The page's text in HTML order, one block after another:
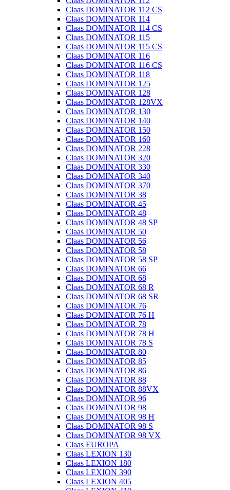
Claas DOMINATOR 112 CS
Claas DOMINATOR 114
Claas DOMINATOR 114 CS
Claas DOMINATOR 115
Claas DOMINATOR 115 CS
Claas DOMINATOR 116
Claas DOMINATOR 116 CS
Claas DOMINATOR 118
Claas DOMINATOR 125
Claas DOMINATOR 128
Claas DOMINATOR 128VX
Claas DOMINATOR 130
Claas DOMINATOR 140
Claas DOMINATOR 150
Claas DOMINATOR 160
Claas DOMINATOR 228
Claas DOMINATOR 320
Claas DOMINATOR 330
Claas DOMINATOR 340
Claas DOMINATOR 370
Claas DOMINATOR 38
Claas DOMINATOR 45
Claas DOMINATOR 48
Claas DOMINATOR 48 SP
Claas DOMINATOR 50
Claas DOMINATOR 56
Claas DOMINATOR 58
Claas DOMINATOR 58 SP
Claas DOMINATOR 66
Claas DOMINATOR 68
Claas DOMINATOR 68 R
Claas DOMINATOR 68 SR
Claas DOMINATOR 76
Claas DOMINATOR 76 H
Claas DOMINATOR 78
Claas DOMINATOR 78 H
Claas DOMINATOR 78 S
Claas DOMINATOR 80
Claas DOMINATOR 85
Claas DOMINATOR 86
Claas DOMINATOR 88
Claas DOMINATOR 88VX
Claas DOMINATOR 96
Claas DOMINATOR 98
Claas DOMINATOR 98 H
Claas DOMINATOR 98 S
Claas DOMINATOR 98 VX
Claas EUROPA
Claas LEXION 130
Claas LEXION 180
Claas LEXION 390
Claas LEXION 405